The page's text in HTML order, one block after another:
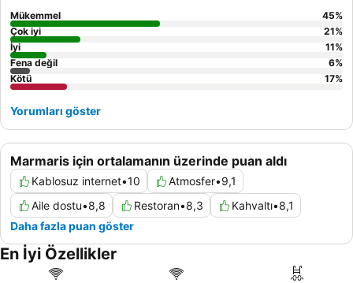
Marmaris için ortalamanın üzerinde puan aldı
Kablosuz internet•10 Atmosfer•9,1
Aile dostu•8,8 Restoran•8,3 Kahvaltı•8,1
Daha fazla puan göster
Mükemmel 45%
Çok iyi
21%
İyi
11%
Fena değil
6%
Kötü
17%
Yorumları göster
En İyi Özellikler